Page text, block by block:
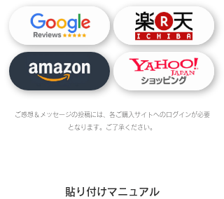
ご感想＆メッセージの投稿には、各ご購入サイトへのログインが必要
となります。ご了承ください。
貼り付けマニュアル